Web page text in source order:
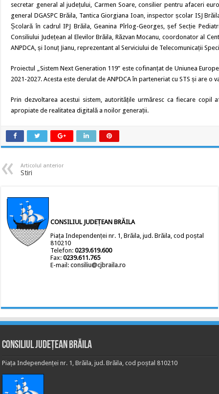
secretar general al județului, Carmen Soare, consilier pentru afaceri
general DGASPC Brăila, Tantica Giorgiana Ioan, inspector școlar ISJ
Școlară în cadrul IPJ Brăila, Geanina Pîrlog-Georges, șef Secție
Consiliului Județean al Elevilor Brăila, Răzvan Mocanu, coordonator al
ANPDCA, și Ionuț Jianu, reprezentant al Serviciului de Telecomunicații
Proiectul „Sistem Next Generation 119” este cofinanțat de Uniunea
2021-2027. Acesta este derulat de ANPDCA în parteneriat cu STS și are o
Prin dezvoltarea acestui sistem, autoritățile urmăresc ca fiecare
apropiate de realitatea digitală a noilor generații.
Articolul anterior
Stiri
CONSILIUL JUDEȚEAN BRĂILA
Piața Independenței nr. 1, Brăila, jud. Brăila, cod poștal
810210
Telefon:0239.619.600
Fax:0239.611.765
E-mail:consiliu@cjbraila.ro
Consiliul Județean Brăila
Piața Independenței nr. 1, Brăila, jud. Brăila, cod poștal 810210